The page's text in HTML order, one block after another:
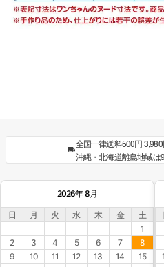
全国一律送料500円
沖縄・北海道離島地域は
2026年 8月
日 月 火 水 木 金
土
1
2
3 4 5 6 7
8
9
10 11 12 13 14
15